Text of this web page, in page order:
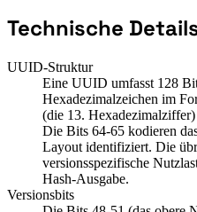
Technische
UUID-Struktur
Eine UUID umfasst 128
Hexadezimalzeichen im
(die 13.
Die Bits 64-65 kodieren
Layout identifiziert. Die
versionsspezifische
Hash-Ausgabe.
Versionsbits